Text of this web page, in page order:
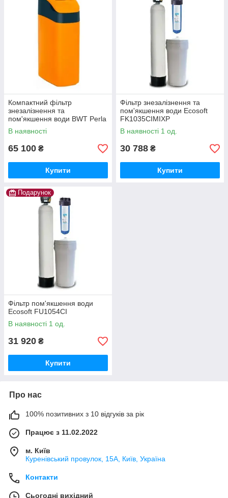
Компактний фільтр
знезалізнення та
пом'якшення води BWT Perla
Silk Ecomix
В наявності
65 100 ₴
Купити
Фільтр знезалізнення та
пом'якшення води Ecosoft
FK1035CIMIXP
В наявності 1 од.
30 788 ₴
Купити
Подарунок
Фільтр пом'якшення води
Ecosoft FU1054CI
В наявності 1 од.
31 920 ₴
Купити
Про нас
100% позитивних з 10 відгуків за рік
Працює з 11.02.2022
м. Київ
Куренівський провулок, 15А, Київ, Україна
Контакти
Сьогодні вихідний